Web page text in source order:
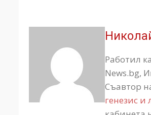
Работил
News.bg,
Съавтор
генезис и